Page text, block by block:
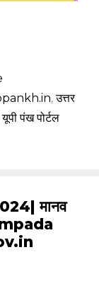
,उत्तर
यूपी पंख पोर्टल
मानव